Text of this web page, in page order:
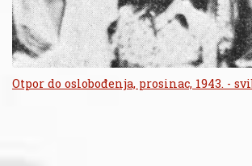
Otpor do oslobođenja, prosinac, 1943. -